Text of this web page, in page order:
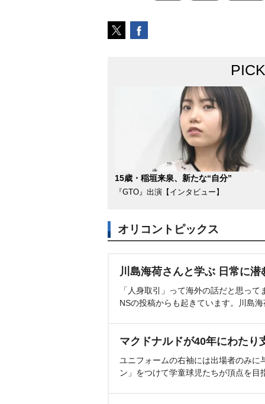
15歳・稲垣来泉、新たな“自分”
『GTO』出演【インタビュー】
オリコントピックス
川島海荷さんと学ぶ 日常に
「人身取引」って海外の話だと思っ
NSの投稿からも起きています。川島
マクドナルドが40年にわたり
ユニフォームの右袖には出場者のみ
ン」をつけて学童球児たちが頂点を目